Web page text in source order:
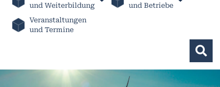
und Weiterbildung
und Betriebe
Veranstaltungen
und Termine